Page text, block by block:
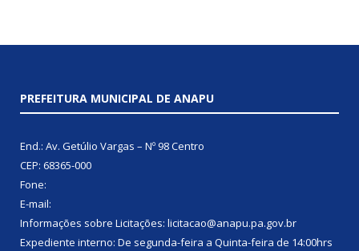
PREFEITURA MUNICIPAL DE ANAPU
End.: Av. Getúlio Vargas – Nº 98 Centro
CEP: 68365-000
Fone:
E-mail:
Informações sobre Licitações: licitacao@anapu.pa.gov.br
Expediente interno: De segunda-feira a Quinta-feira de 14:00hrs